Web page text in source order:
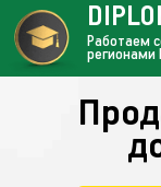
Работаем
регионами